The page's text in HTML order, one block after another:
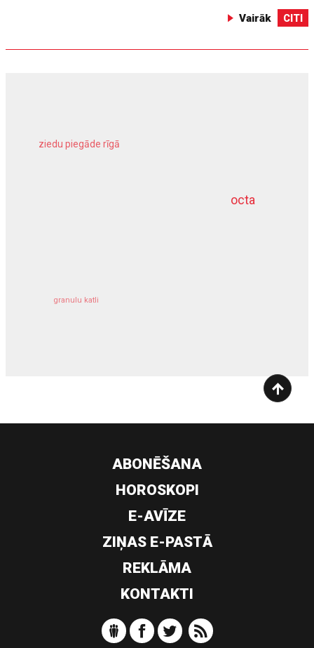
Vairāk CITI
octa
ziedu piegāde rīgā
granulu katli
dziļurbums
ABONĒŠANA
HOROSKOPI
E-AVĪZE
ZIŅAS E-PASTĀ
REKLĀMA
KONTAKTI